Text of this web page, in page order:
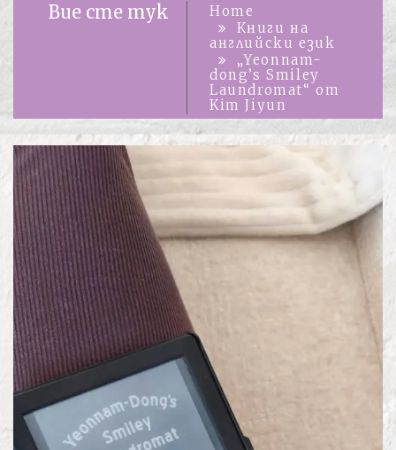
Вие сте тук
Home
Книги на
английски език
„Yeonnam-
dong’s Smiley
Laundromat“ от
Kim Jiyun